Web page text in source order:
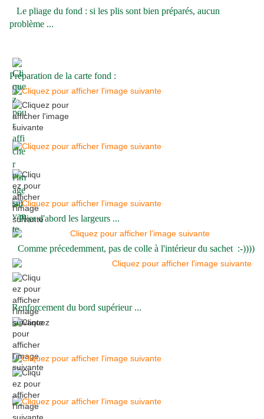
Le pliage du fond : si les plis sont bien préparés, aucun
problème ...
Préparation de la carte fond :
Plier d'abord les largeurs ...
Comme précedemment, pas de colle à l'intérieur du sachet :-))))
Renforcement du bord supérieur ...